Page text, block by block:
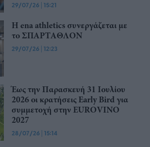
29/07/26 | 15:21
Η ena athletics συνεργάζεται με
το ΣΠΑΡΤΑΘΛΟΝ
29/07/26 | 12:23
Έως την Παρασκευή 31 Ιουλίου
2026 οι κρατήσεις Early Bird για
συμμετοχή στην EUROVINO
2027
28/07/26 | 15:14